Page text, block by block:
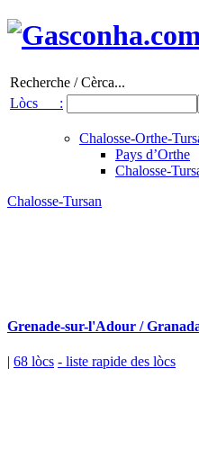
Recherche / Cèrca...
Lòcs :
Chalosse-Orthe-
Pays d’Orthe
Chalosse-
Chalosse-Tursan
Grenade-sur-l'Adour /
| 68 lòcs - liste rapide des lòcs